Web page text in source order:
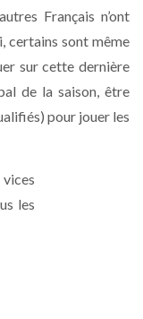
Français n’ont
certains sont même
sur cette dernière
de la saison, être
pour jouer les